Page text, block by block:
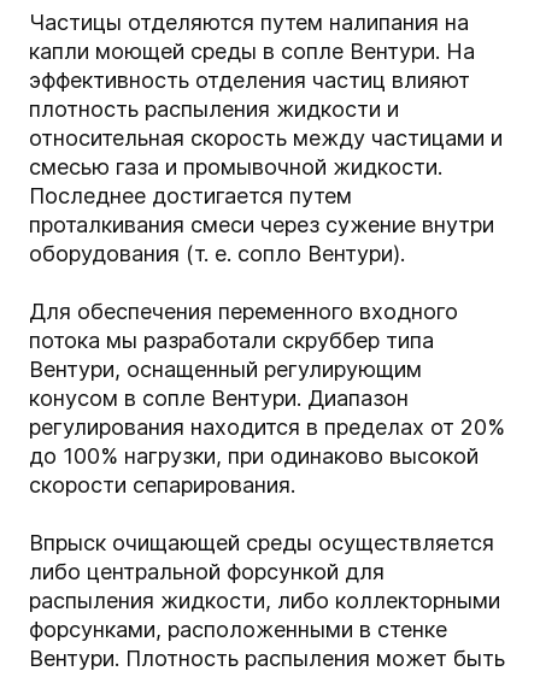
Частицы отделяются путем налипания на
капли моющей среды в сопле Вентури. На
эффективность отделения частиц влияют
плотность распыления жидкости и
относительная скорость между частицами и
смесью газа и промывочной жидкости.
Последнее достигается путем
проталкивания смеси через сужение внутри
оборудования (т. е. сопло Вентури).
Для обеспечения переменного входного
потока мы разработали скруббер типа
Вентури, оснащенный регулирующим
конусом в сопле Вентури. Диапазон
регулирования находится в пределах от 20%
до 100% нагрузки, при одинаково высокой
скорости сепарирования.
Впрыск очищающей среды осуществляется
либо центральной форсункой для
распыления жидкости, либо коллекторными
форсунками, расположенными в стенке
Вентури. Плотность распыления может быть